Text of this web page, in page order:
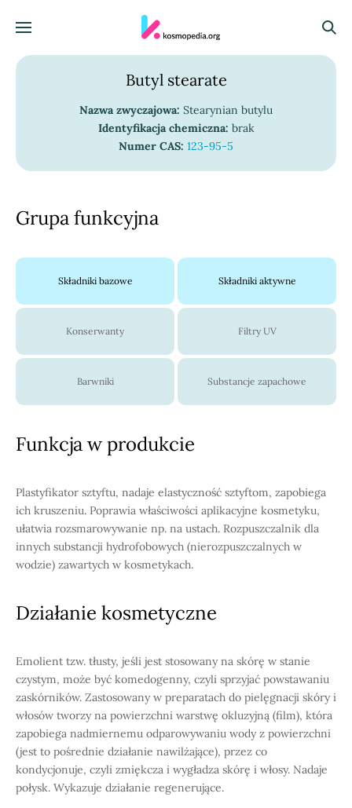
Menu
Butyl stearate
Nazwa zwyczajowa: Stearynian butylu
Identyfikacja chemiczna: brak
Numer CAS: 123-95-5
Grupa funkcyjna
Składniki bazowe Składniki aktywne
Konserwanty Filtry UV
Barwniki Substancje zapachowe
Funkcja w produkcie
Plastyfikator sztyftu, nadaje elastyczność sztyftom, zapobiega
ich kruszeniu. Poprawia właściwości aplikacyjne kosmetyku,
ułatwia rozsmarowywanie np. na ustach. Rozpuszczalnik dla
innych substancji hydrofobowych (nierozpuszczalnych w
wodzie) zawartych w kosmetykach.
Działanie kosmetyczne
Emolient tzw. tłusty, jeśli jest stosowany na skórę w stanie
czystym, może być komedogenny, czyli sprzyjać powstawaniu
zaskórników. Zastosowany w preparatach do pielęgnacji skóry i
włosów tworzy na powierzchni warstwę okluzyjną (film), która
zapobiega nadmiernemu odparowywaniu wody z powierzchni
(jest to pośrednie działanie nawilżające), przez co
kondycjonuje, czyli zmiękcza i wygładza skórę i włosy. Nadaje
połysk. Wykazuje działanie regenerujące.